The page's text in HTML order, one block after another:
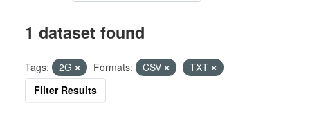
1 dataset found
Tags: 2G Formats: CSV
TXT
Filter Results